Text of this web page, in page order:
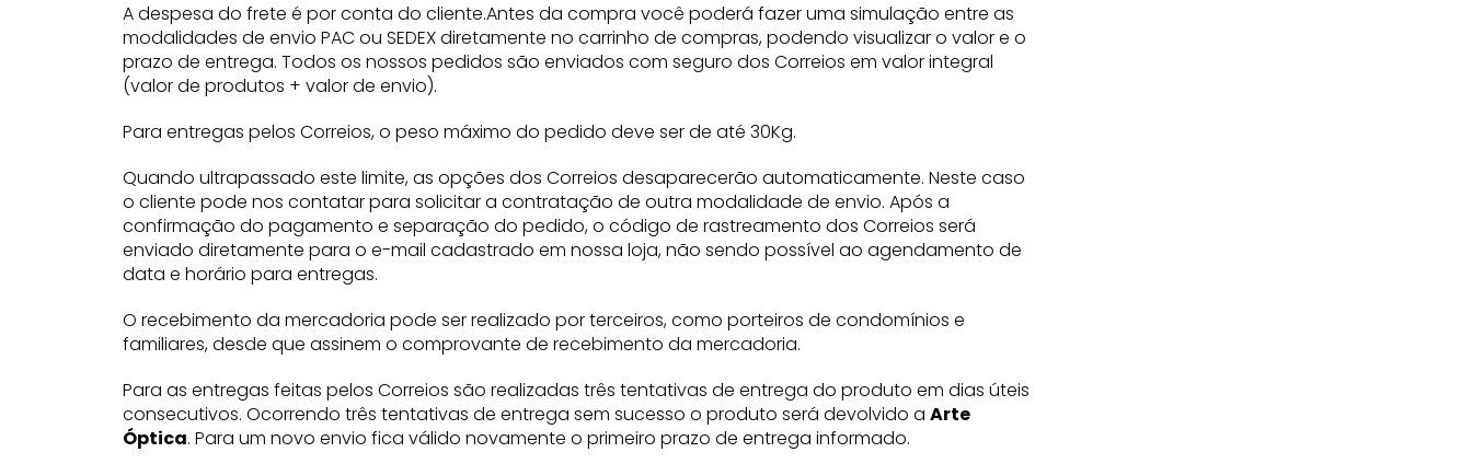
A despesa do frete é por conta do cliente.Antes da compra você poderá fazer uma simulação entre as
modalidades de envio PAC ou SEDEX diretamente no carrinho de compras, podendo visualizar o valor e o
prazo de entrega. Todos os nossos pedidos são enviados com seguro dos Correios em valor integral
(valor de produtos + valor de envio).
Para entregas pelos Correios, o peso máximo do pedido deve ser de até 30Kg.
Quando ultrapassado este limite, as opções dos Correios desaparecerão automaticamente. Neste caso
o cliente pode nos contatar para solicitar a contratação de outra modalidade de envio. Após a
confirmação do pagamento e separação do pedido, o código de rastreamento dos Correios será
enviado diretamente para o e-mail cadastrado em nossa loja, não sendo possível ao agendamento de
data e horário para entregas.
O recebimento da mercadoria pode ser realizado por terceiros, como porteiros de condomínios e
familiares, desde que assinem o comprovante de recebimento da mercadoria.
Para as entregas feitas pelos Correios são realizadas três tentativas de entrega do produto em dias úteis
consecutivos. Ocorrendo três tentativas de entrega sem sucesso o produto será devolvido a Arte
Óptica. Para um novo envio fica válido novamente o primeiro prazo de entrega informado.